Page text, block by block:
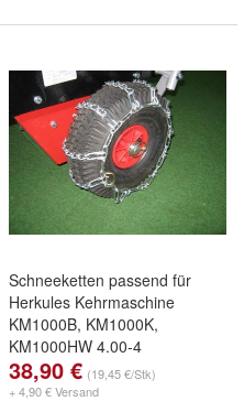
Schneeketten passend für
Herkules Kehrmaschine
KM1000B, KM1000K,
KM1000HW 4.00-4
38,90 € (19,45 €/Stk)
+ 4,90 € Versand